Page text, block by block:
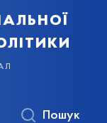
Пошук